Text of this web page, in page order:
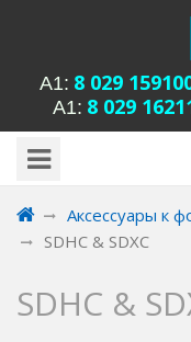
А1: 8 029
А1: 8 029
Время работы
20-00, сб с 13-00
Аксессуары к
SDHC & SDXC
SDHC &